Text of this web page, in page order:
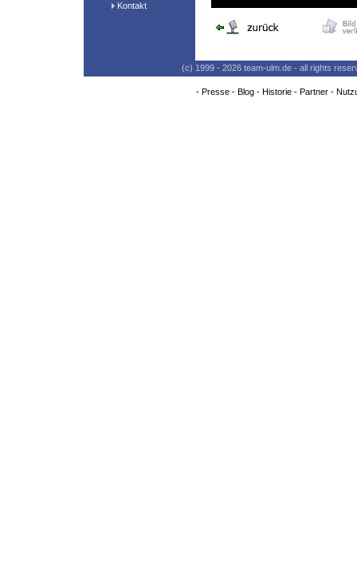
Kontakt
(c) 1999 - 2026 team-ulm.de - all rights
- Presse- Blog- Historie- Partner-